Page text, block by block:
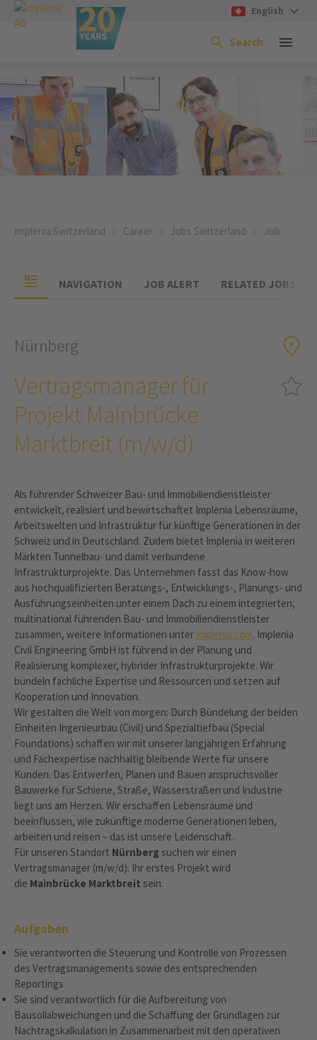
English
Search
Implenia Switzerland Career Jobs Switzerland Job
NAVIGATION JOB ALERT RELATED JOBS
Nürnberg
Vertragsmanager für
Projekt Mainbrücke
Marktbreit (m/w/d)
Als führender Schweizer Bau- und Immobiliendienstleister
entwickelt, realisiert und bewirtschaftet Implenia Lebensräume,
Arbeitswelten und Infrastruktur für künftige Generationen in der
Schweiz und in Deutschland. Zudem bietet Implenia in weiteren
Märkten Tunnelbau- und damit verbundene
Infrastrukturprojekte. Das Unternehmen fasst das Know-how
aus hochqualifizierten Beratungs-, Entwicklungs-, Planungs- und
Ausführungseinheiten unter einem Dach zu einem integrierten,
multinational führenden Bau- und Immobiliendienstleister
zusammen, weitere Informationen unter implenia.com. Implenia
Civil Engineering GmbH ist führend in der Planung und
Realisierung komplexer, hybrider Infrastrukturprojekte. Wir
bündeln fachliche Expertise und Ressourcen und setzen auf
Kooperation und Innovation.
Wir gestalten die Welt von morgen: Durch Bündelung der beiden
Einheiten Ingenieurbau (Civil) und Spezialtiefbau (Special
Foundations) schaffen wir mit unserer langjährigen Erfahrung
und Fachexpertise nachhaltig bleibende Werte für unsere
Kunden. Das Entwerfen, Planen und Bauen anspruchsvoller
Bauwerke für Schiene, Straße, Wasserstraßen und Industrie
liegt uns am Herzen. Wir erschaffen Lebensräume und
beeinflussen, wie zukünftige moderne Generationen leben,
arbeiten und reisen – das ist unsere Leidenschaft.
Für unseren Standort Nürnberg suchen wir einen
Vertragsmanager (m/w/d). Ihr erstes Projekt wird
die Mainbrücke Marktbreit sein.
Aufgaben
Sie verantworten die Steuerung und Kontrolle von Prozessen
des Vertragsmanagements sowie des entsprechenden
Reportings
Sie sind verantwortlich für die Aufbereitung von
Bausollabweichungen und die Schaffung der Grundlagen zur
Nachtragskalkulation in Zusammenarbeit mit den operativen